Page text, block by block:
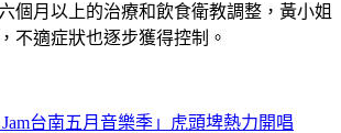
個月以上的治療和飲食衛教調整，黃小姐
不適症狀也逐步獲得控制。
Jam台南五月音樂季」虎頭埤熱力開唱